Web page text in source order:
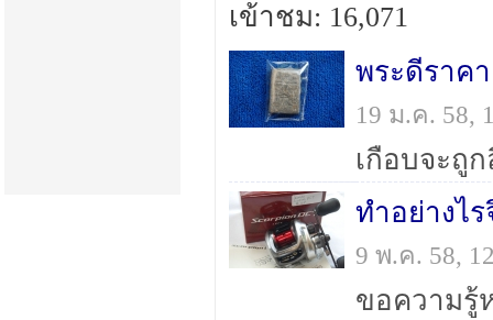
เข้าชม: 16,071
พระดีราค
19 ม.ค. 58,
เกือบจะถู
9 พ.ค. 58,